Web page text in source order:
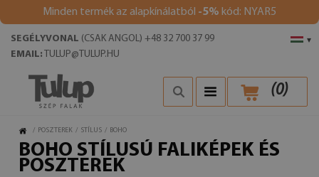
Minden termék az alapkínálatból -5% kód: NYAR5
▾
SEGÉLYVONAL (CSAK ANGOL) +48 32 700 37 99
EMAIL: TULUP@TULUP.HU
(0)
/ POSZTEREK / STÍLUS / BOHO
BOHO STÍLUSÚ FALIKÉPEK ÉS
POSZTEREK